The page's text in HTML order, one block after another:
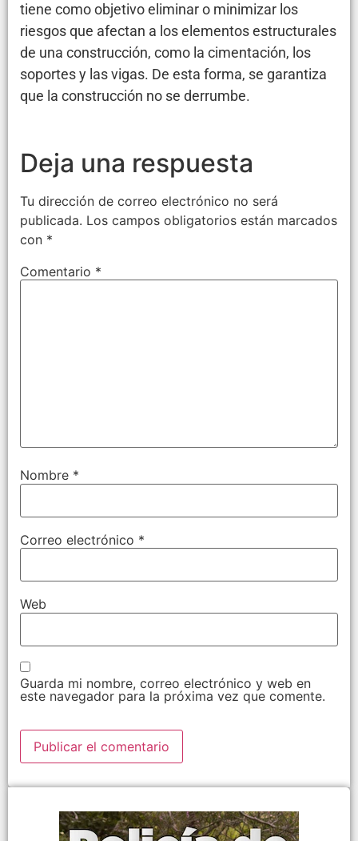
tiene como objetivo eliminar o minimizar los
riesgos que afectan a los elementos estructurales
de una construcción, como la cimentación, los
soportes y las vigas. De esta forma, se garantiza
que la construcción no se derrumbe.
Deja una respuesta
Tu dirección de correo electrónico no será
publicada. Los campos obligatorios están marcados
con *
Comentario *
Nombre *
Correo electrónico *
Web
Guarda mi nombre, correo electrónico y web en
este navegador para la próxima vez que comente.